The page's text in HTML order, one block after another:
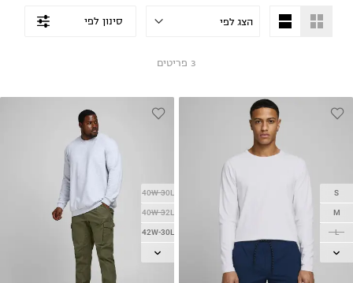
סינון לפי
3 פריטים
S
M
L
XL
40W-30L
40W-32L
42W-30L
42W-32L